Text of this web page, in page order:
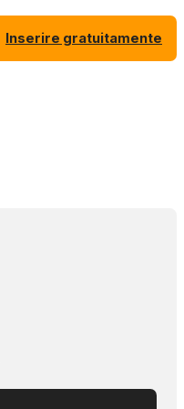
Inserire gratuitamente